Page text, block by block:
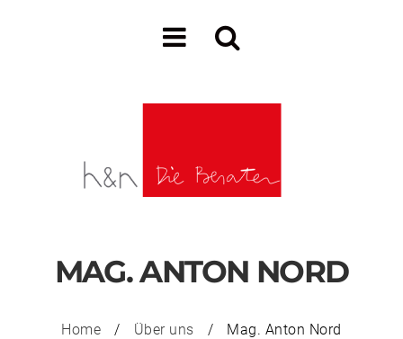
MAG. ANTON NORD
Home / Über uns / Mag. Anton Nord